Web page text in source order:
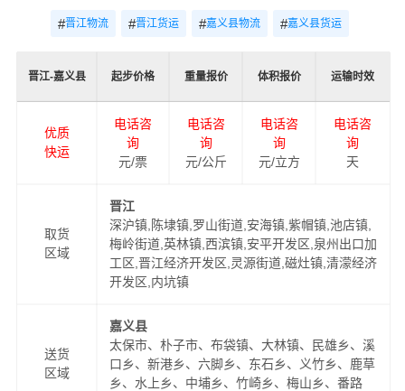
#晋江物流 #晋江货运 #嘉义县物流 #嘉义县货运
晋江-嘉义县 起步价格 重量报价 体积报价 运输时效
优质
快运
电话咨
询
元/票
电话咨
询
元/公斤
电话咨
询
元/立方
电话咨
询
天
取货
区域
晋江
深沪镇,陈埭镇,罗山街道,安海镇,紫帽镇,池店镇,
梅岭街道,英林镇,西滨镇,安平开发区,泉州出口加
工区,晋江经济开发区,灵源街道,磁灶镇,清濛经济
开发区,内坑镇
送货
区域
嘉义县
太保市、朴子市、布袋镇、大林镇、民雄乡、溪
口乡、新港乡、六脚乡、东石乡、义竹乡、鹿草
乡、水上乡、中埔乡、竹崎乡、梅山乡、番路